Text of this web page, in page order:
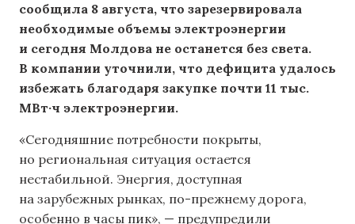
сообщила 8 августа, что зарезервировала
необходимые объемы электроэнергии
и сегодня Молдова не останется без света.
В компании уточнили, что дефицита удалось
избежать благодаря закупке почти 11 тыс.
МВт·ч электроэнергии.
«Сегодняшние потребности покрыты,
но региональная ситуация остается
нестабильной. Энергия, доступная
на зарубежных рынках, по-прежнему дорога,
особенно в часы пик», — предупредили